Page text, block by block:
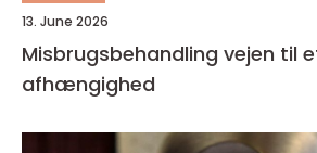
13. June 2026
Misbrugsbehandling vejen til et liv uden
afhængighed